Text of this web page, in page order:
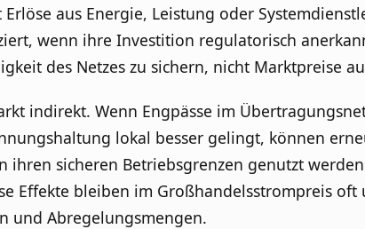
aus Energie, Leistung oder
wenn ihre Investition regulatorisch
des Netzes zu sichern, nicht Marktpreise
indirekt. Wenn Engpässe im
lokal besser gelingt, können
ihren sicheren Betriebsgrenzen genutzt
Effekte bleiben im Großhandelsstrompreis oft
und Abregelungsmengen.